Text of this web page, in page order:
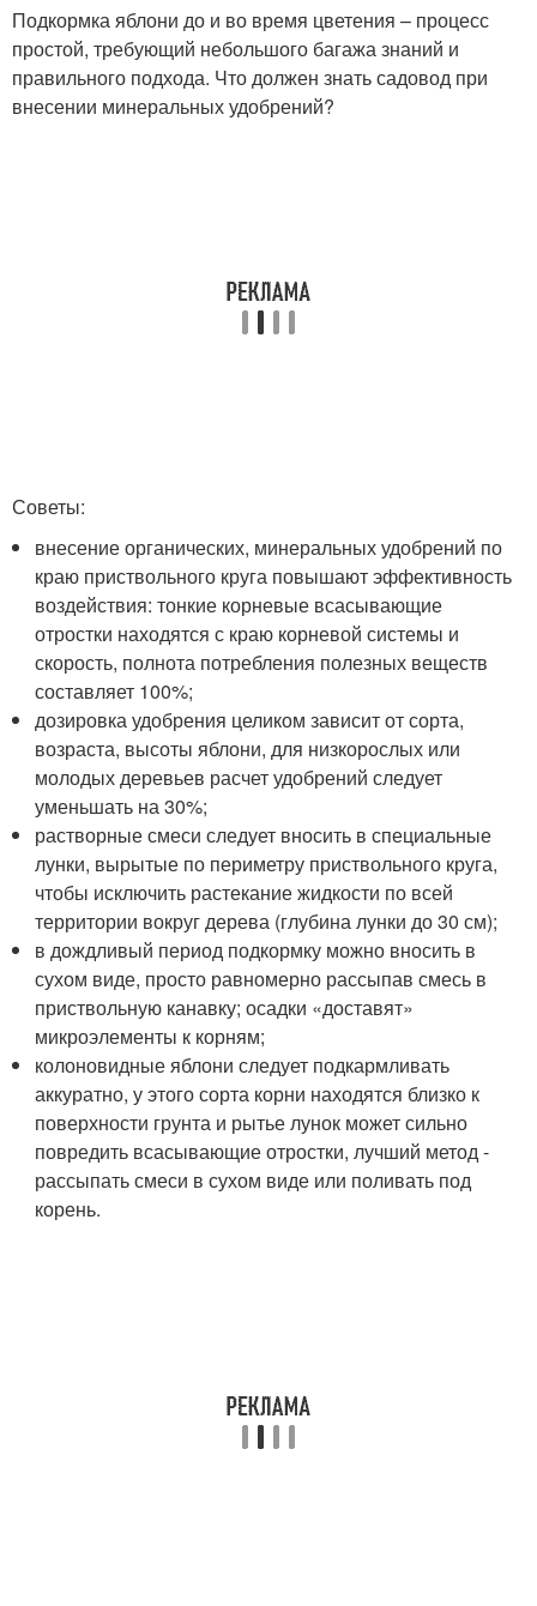
Подкормка яблони до и во время цветения – процесс
простой, требующий небольшого багажа знаний и
правильного подхода. Что должен знать садовод при
внесении минеральных удобрений?
Советы:
внесение органических, минеральных удобрений по
краю приствольного круга повышают эффективность
воздействия: тонкие корневые всасывающие
отростки находятся с краю корневой системы и
скорость, полнота потребления полезных веществ
составляет 100%;
дозировка удобрения целиком зависит от сорта,
возраста, высоты яблони, для низкорослых или
молодых деревьев расчет удобрений следует
уменьшать на 30%;
растворные смеси следует вносить в специальные
лунки, вырытые по периметру приствольного круга,
чтобы исключить растекание жидкости по всей
территории вокруг дерева (глубина лунки до 30 см);
в дождливый период подкормку можно вносить в
сухом виде, просто равномерно рассыпав смесь в
приствольную канавку; осадки «доставят»
микроэлементы к корням;
колоновидные яблони следует подкармливать
аккуратно, у этого сорта корни находятся близко к
поверхности грунта и рытье лунок может сильно
повредить всасывающие отростки, лучший метод -
рассыпать смеси в сухом виде или поливать под
корень.